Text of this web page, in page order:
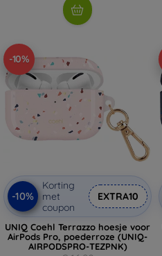
-10%
-10%
Korting
met
coupon
EXTRA10
UNIQ Coehl Terrazzo hoesje voor
AirPods Pro, poederroze (UNIQ-
AIRPODSPRO-TEZPNK)